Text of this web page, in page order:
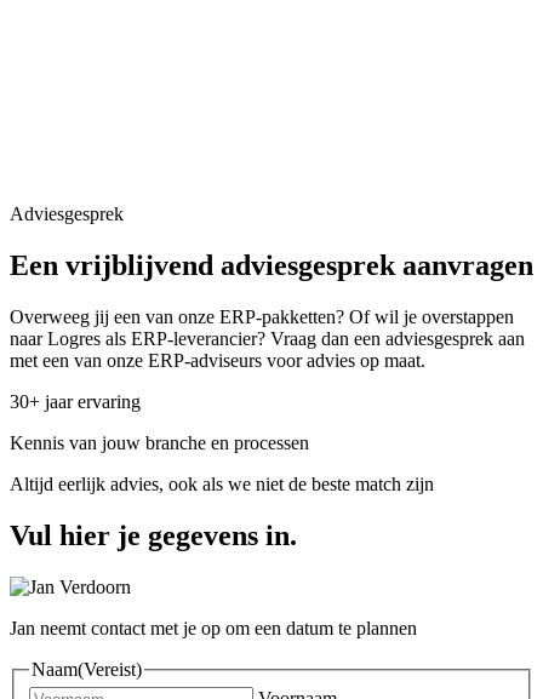
Adviesgesprek
Een vrijblijvend adviesgesprek aanvragen
Overweeg jij een van onze ERP-pakketten? Of wil je overstappen
naar Logres als ERP-leverancier? Vraag dan een adviesgesprek aan
met een van onze ERP-adviseurs voor advies op maat.
30+ jaar ervaring
Kennis van jouw branche en processen
Altijd eerlijk advies, ook als we niet de beste match zijn
Vul hier je gegevens in.
Jan neemt contact met je op om een datum te plannen
Naam(Vereist)